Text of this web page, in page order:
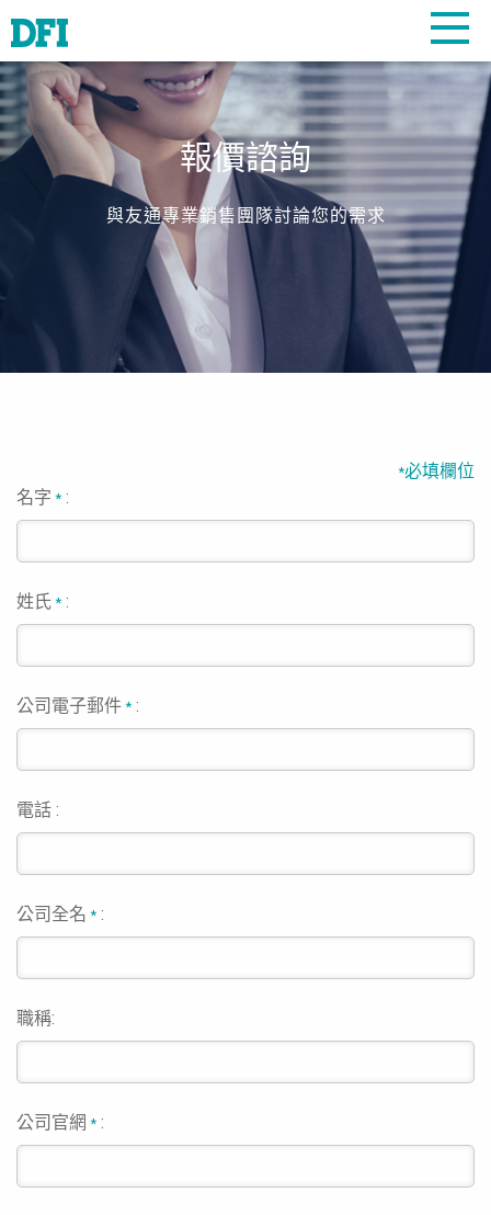
報價諮詢
與友通專業銷售團隊討論您的需求
*必填欄位
名字* :
姓氏* :
公司電子郵件* :
電話 :
公司全名* :
職稱:
公司官網* :